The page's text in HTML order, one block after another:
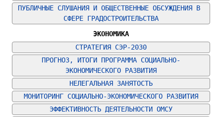
ПУБЛИЧНЫЕ СЛУШАНИЯ И ОБЩЕСТВЕННЫЕ ОБСУЖДЕНИЯ В
СФЕРЕ ГРАДОСТРОИТЕЛЬСТВА
ЭКОНОМИКА
СТРАТЕГИЯ СЭР-2030
ПРОГНОЗ, ИТОГИ ПРОГРАММА СОЦИАЛЬНО-
ЭКОНОМИЧЕСКОГО РАЗВИТИЯ
НЕЛЕГАЛЬНАЯ ЗАНЯТОСТЬ
МОНИТОРИНГ СОЦИАЛЬНО-ЭКОНОМИЧЕСКОГО РАЗВИТИЯ
ЭФФЕКТИВНОСТЬ ДЕЯТЕЛЬНОСТИ ОМСУ